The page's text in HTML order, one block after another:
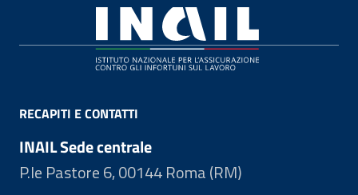
RECAPITI E CONTATTI
INAIL Sede centrale
P.le Pastore 6, 00144 Roma (RM)